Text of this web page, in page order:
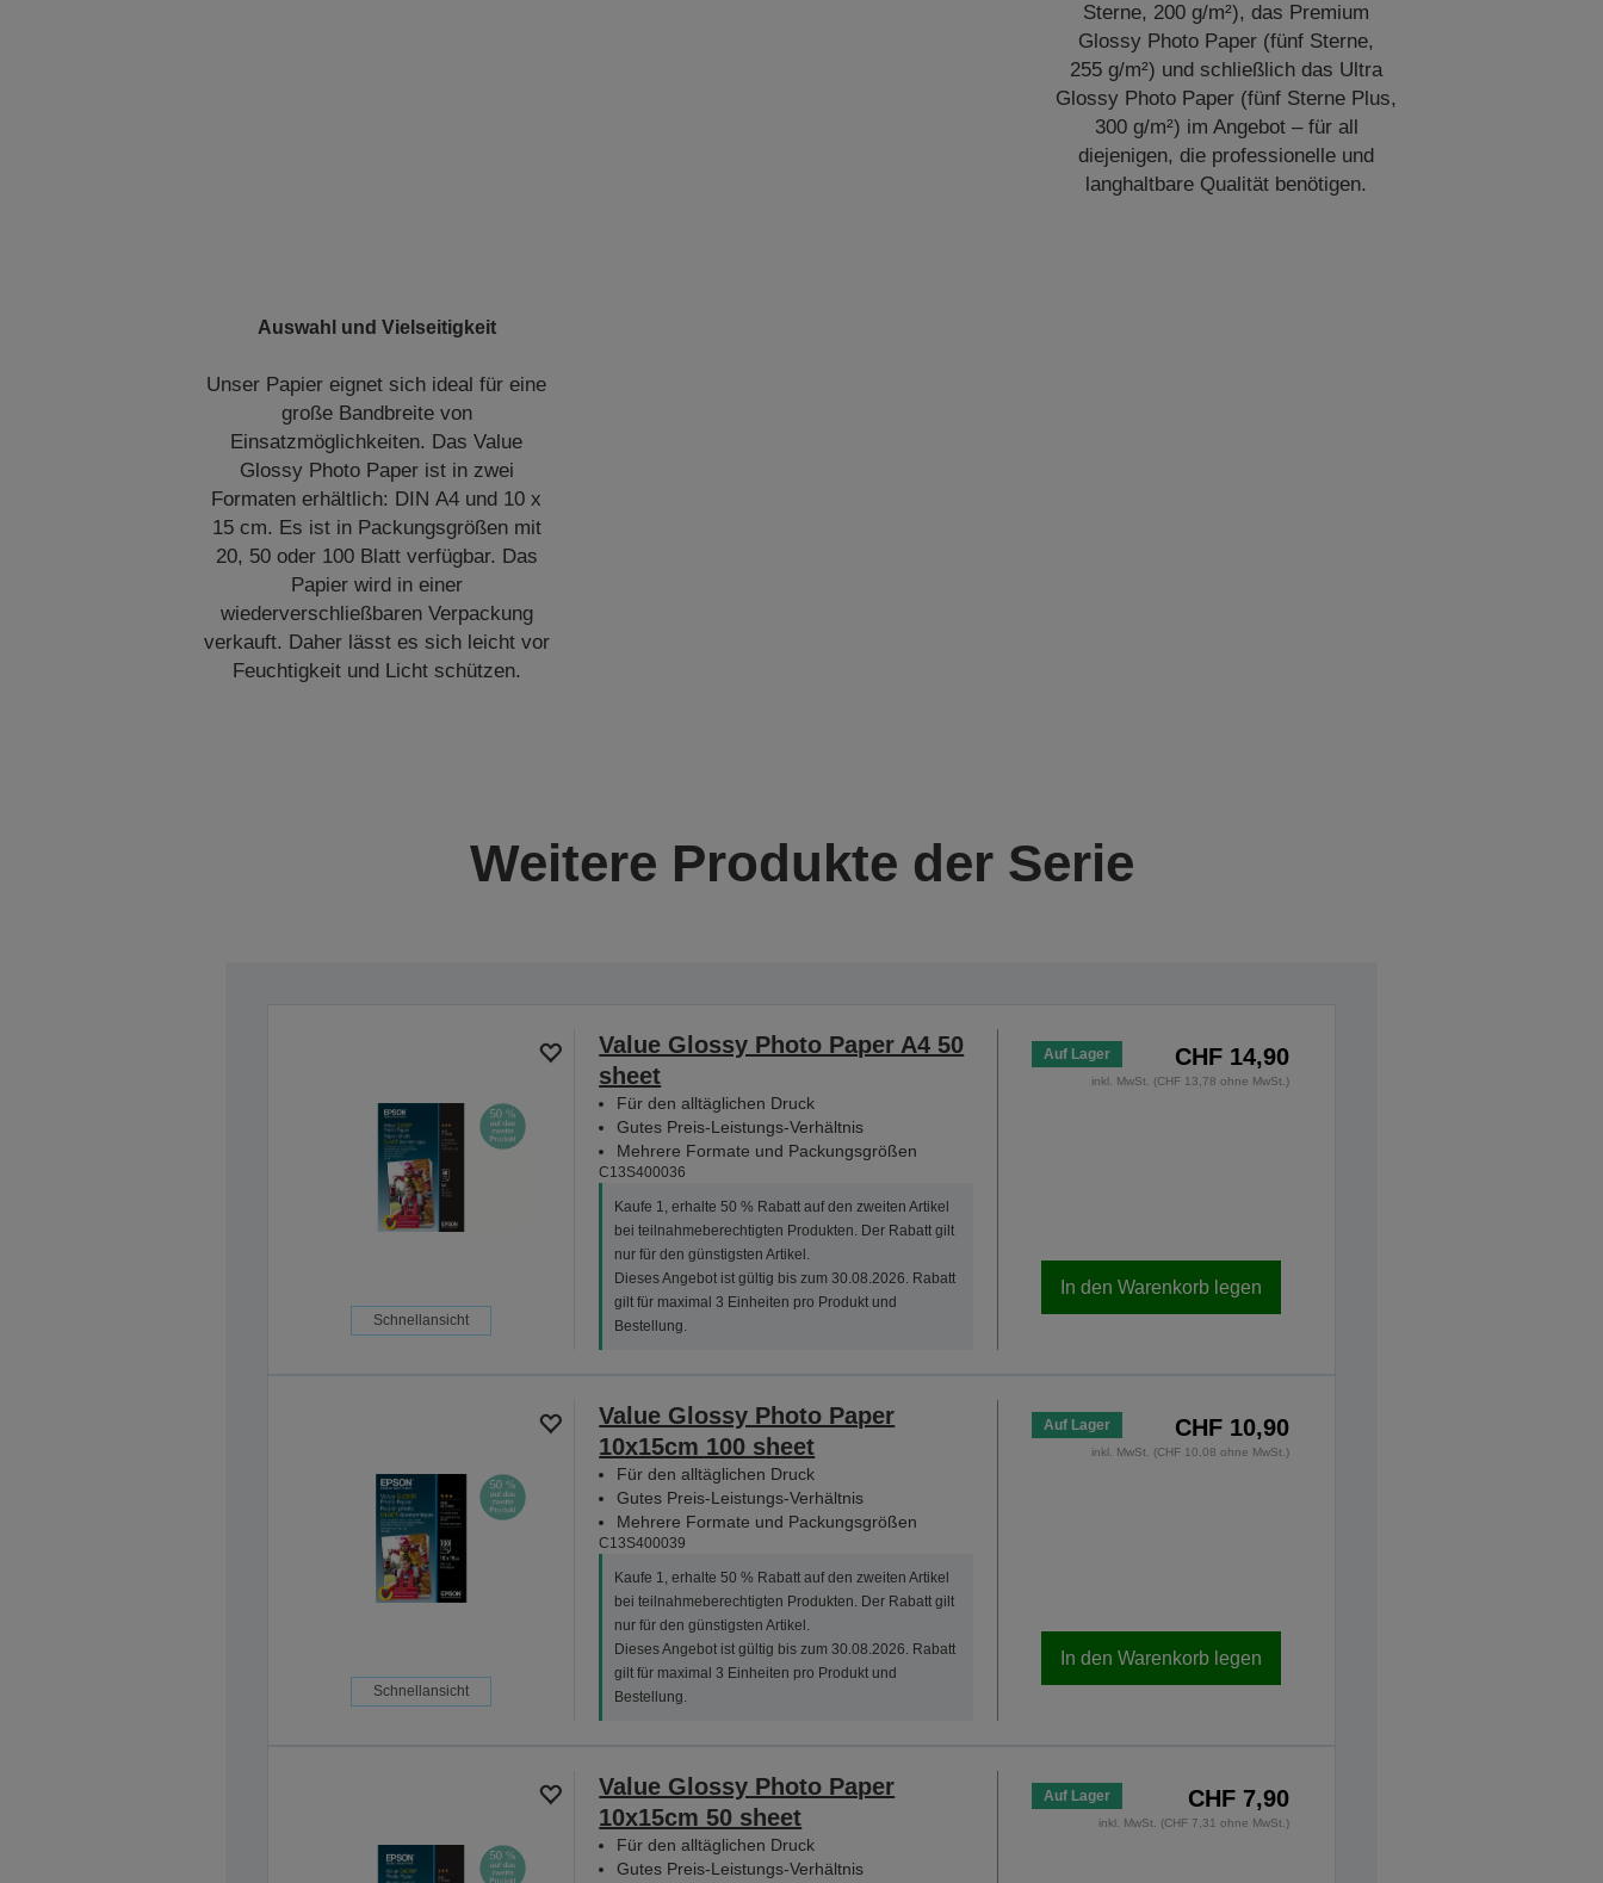
Sterne, 200 g/m²), das Premium
Glossy Photo Paper (fünf Sterne,
255 g/m²) und schließlich das Ultra
Glossy Photo Paper (fünf Sterne Plus,
300 g/m²) im Angebot – für all
diejenigen, die professionelle und
langhaltbare Qualität benötigen.
Auswahl und Vielseitigkeit
Unser Papier eignet sich ideal für eine
große Bandbreite von
Einsatzmöglichkeiten. Das Value
Glossy Photo Paper ist in zwei
Formaten erhältlich: DIN A4 und 10 x
15 cm. Es ist in Packungsgrößen mit
20, 50 oder 100 Blatt verfügbar. Das
Papier wird in einer
wiederverschließbaren Verpackung
verkauft. Daher lässt es sich leicht vor
Feuchtigkeit und Licht schützen.
Weitere Produkte der Serie
Schnellansicht
Value Glossy Photo Paper A4 50
sheet
Für den alltäglichen Druck
Gutes Preis-Leistungs-Verhältnis
Mehrere Formate und Packungsgrößen
C13S400036
Kaufe 1, erhalte 50 % Rabatt auf den zweiten Artikel
bei teilnahmeberechtigten Produkten. Der Rabatt gilt
nur für den günstigsten Artikel.
Dieses Angebot ist gültig bis zum 30.08.2026. Rabatt
gilt für maximal 3 Einheiten pro Produkt und
Bestellung.
Auf Lager CHF 14,90
inkl. MwSt. (CHF 13,78 ohne MwSt.)
In den Warenkorb legen
Schnellansicht
Value Glossy Photo Paper
10x15cm 100 sheet
Für den alltäglichen Druck
Gutes Preis-Leistungs-Verhältnis
Mehrere Formate und Packungsgrößen
C13S400039
Kaufe 1, erhalte 50 % Rabatt auf den zweiten Artikel
bei teilnahmeberechtigten Produkten. Der Rabatt gilt
nur für den günstigsten Artikel.
Dieses Angebot ist gültig bis zum 30.08.2026. Rabatt
gilt für maximal 3 Einheiten pro Produkt und
Bestellung.
Auf Lager CHF 10,90
inkl. MwSt. (CHF 10,08 ohne MwSt.)
In den Warenkorb legen
Value Glossy Photo Paper
10x15cm 50 sheet
Für den alltäglichen Druck
Gutes Preis-Leistungs-Verhältnis
Auf Lager CHF 7,90
inkl. MwSt. (CHF 7,31 ohne MwSt.)